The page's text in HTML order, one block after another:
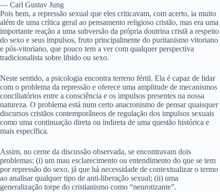
— Carl Gustav Jung
Pois bem, a repressão sexual que eles criticavam, com acerto, ia muito
além de uma crítica geral ao pensamento religioso cristão, mas era uma
importante reação a uma subversão da própria doutrina cristã a respeito
do sexo e seus impulsos, fruto principalmente do puritanismo vitoriano
e pós-vitoriano, que pouco tem a ver com qualquer perspectiva
tradicionalista sobre libido ou sexo.
Neste sentido, a psicologia encontra terreno fértil. Ela é capaz de lidar
com o problema da repressão e oferece uma amplitude de mecanismos
conciliatórios entre a consciência e os impulsos presentes na nossa
natureza. O problema está num certo anacronismo de pensar quaisquer
discursos cristãos contemporâneos de regulação dos impulsos sexuais
como uma continuação direta ou indireta de uma questão histórica e
mais específica.
Assim, no cerne da discussão observada, se encontravam dois
problemas: (i) um mau esclarecimento ou entendimento do que se tem
por repressão do sexo, já que há necessidade de contextualizar o termo
ao analisar qualquer tipo de anti-liberação sexual; (ii) uma
generalização torpe do cristianismo como “neurotizante”.